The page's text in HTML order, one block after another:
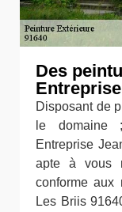
Des
Disposant de
le domaine
Entreprise
apte à vous
conforme aux
Les Briis